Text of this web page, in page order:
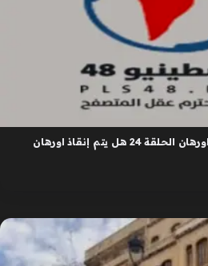
موعد عرض مسلسل المؤسس اورهان الحلقة 24 هل يتم إنقاذ اورهان